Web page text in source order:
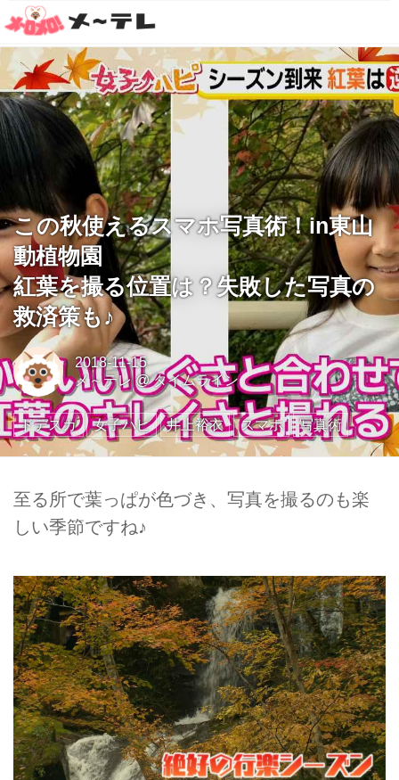
この秋使えるスマホ写真術！in東山
動植物園
紅葉を撮る位置は？失敗した写真の
救済策も♪
2018-11-15
メ～テレ@タイムライン
ドデスカ 女子ハピ 井上裕衣 スマホ 写真術
至る所で葉っぱが色づき、写真を撮るのも楽
しい季節ですね♪